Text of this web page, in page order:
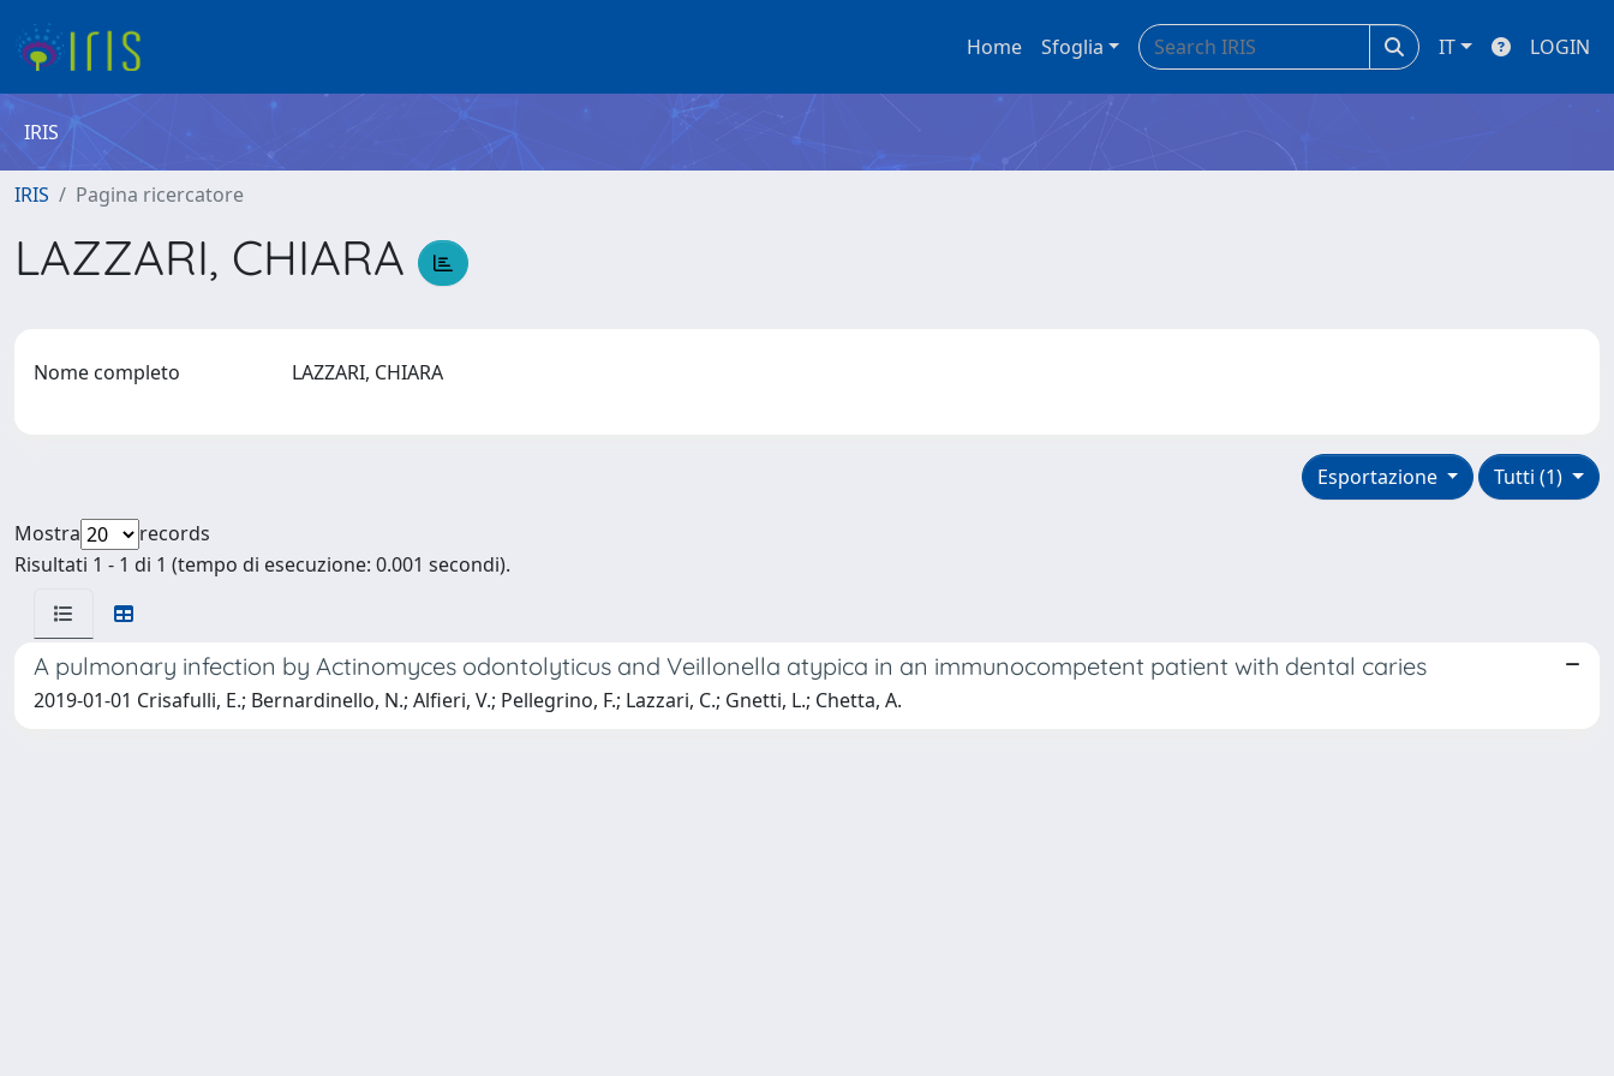
Home Sfoglia IT LOGIN
IRIS
IRIS Pagina ricercatore
LAZZARI, CHIARA
Nome completo LAZZARI, CHIARA
Tutti (1)
Esportazione
Mostra
records
Risultati 1 - 1 di 1 (tempo di esecuzione: 0.001 secondi).
A pulmonary infection by Actinomyces odontolyticus and Veillonella atypica in an immunocompetent patient with dental caries
2019-01-01 Crisafulli, E.; Bernardinello, N.; Alfieri, V.; Pellegrino, F.; Lazzari, C.; Gnetti, L.; Chetta, A.